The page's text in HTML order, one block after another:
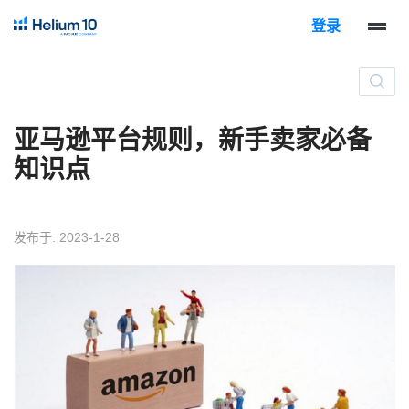
登录
亚马逊平台规则，新手卖家必备
知识点
发布于: 2023-1-28